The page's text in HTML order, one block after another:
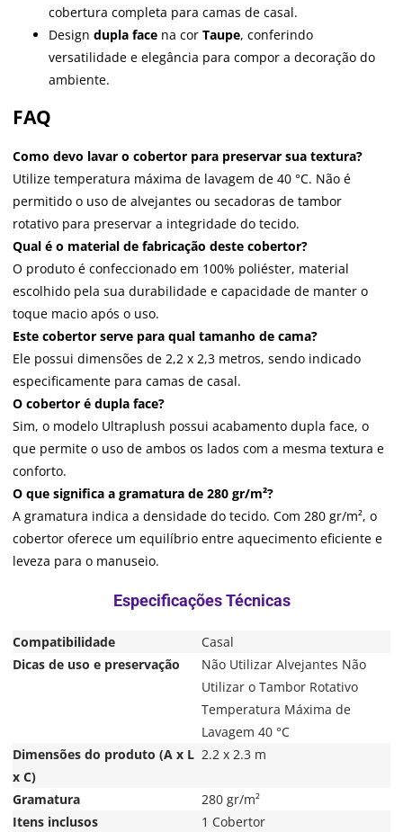
cobertura completa para camas de casal.
Design dupla face na cor Taupe, conferindo
versatilidade e elegância para compor a decoração do
ambiente.
FAQ
Como devo lavar o cobertor para preservar sua textura?
Utilize temperatura máxima de lavagem de 40 °C. Não é
permitido o uso de alvejantes ou secadoras de tambor
rotativo para preservar a integridade do tecido.
Qual é o material de fabricação deste cobertor?
O produto é confeccionado em 100% poliéster, material
escolhido pela sua durabilidade e capacidade de manter o
toque macio após o uso.
Este cobertor serve para qual tamanho de cama?
Ele possui dimensões de 2,2 x 2,3 metros, sendo indicado
especificamente para camas de casal.
O cobertor é dupla face?
Sim, o modelo Ultraplush possui acabamento dupla face, o
que permite o uso de ambos os lados com a mesma textura e
conforto.
O que significa a gramatura de 280 gr/m²?
A gramatura indica a densidade do tecido. Com 280 gr/m², o
cobertor oferece um equilíbrio entre aquecimento eficiente e
leveza para o manuseio.
Compatibilidade
Casal
Dicas de uso e preservação
Não Utilizar Alvejantes Não
Utilizar o Tambor Rotativo
Temperatura Máxima de
Lavagem 40 °C
Dimensões do produto (A x L
x C)
2.2 x 2.3 m
Gramatura
280 gr/m²
Itens inclusos
1 Cobertor